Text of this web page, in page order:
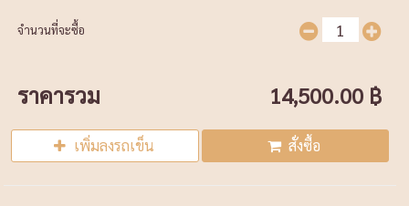
จำนวนที่จะซื้อ
ราคารวม 14,500.00 ฿
เพิ่มลงรถเข็น สั่งซื้อ